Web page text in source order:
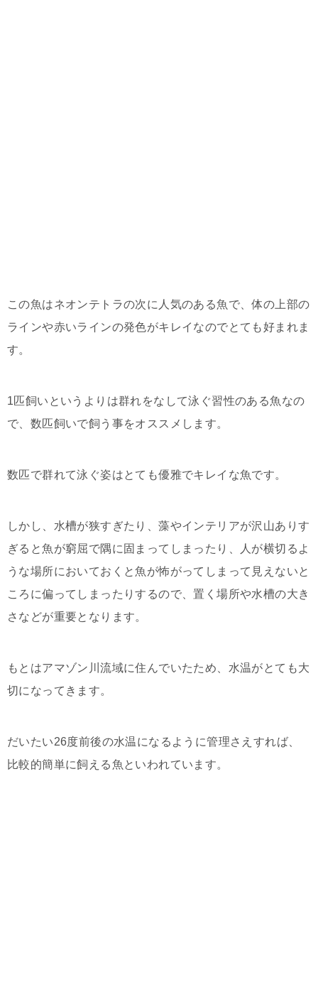
この魚はネオンテトラの次に人気のある魚で、体の上部の
ラインや赤いラインの発色がキレイなのでとても好まれま
す。
1匹飼いというよりは群れをなして泳ぐ習性のある魚なの
で、数匹飼いで飼う事をオススメします。
数匹で群れて泳ぐ姿はとても優雅でキレイな魚です。
しかし、水槽が狭すぎたり、藻やインテリアが沢山ありす
ぎると魚が窮屈で隅に固まってしまったり、人が横切るよ
うな場所においておくと魚が怖がってしまって見えないと
ころに偏ってしまったりするので、置く場所や水槽の大き
さなどが重要となります。
もとはアマゾン川流域に住んでいたため、水温がとても大
切になってきます。
だいたい26度前後の水温になるように管理さえすれば、
比較的簡単に飼える魚といわれています。